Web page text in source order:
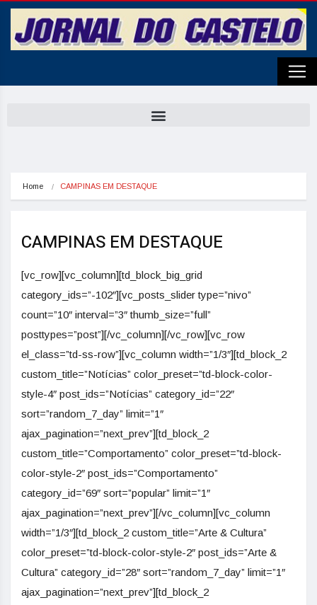
Home CAMPINAS EM DESTAQUE
CAMPINAS EM DESTAQUE
[vc_row][vc_column][td_block_big_grid
category_ids=”-102″][vc_posts_slider type=”nivo”
count=”10″ interval=”3″ thumb_size=”full”
posttypes=”post”][/vc_column][/vc_row][vc_row
el_class=”td-ss-row”][vc_column width=”1/3″][td_block_2
custom_title=”Notícias” color_preset=”td-block-color-
style-4″ post_ids=”Notícias” category_id=”22″
sort=”random_7_day” limit=”1″
ajax_pagination=”next_prev”][td_block_2
custom_title=”Comportamento” color_preset=”td-block-
color-style-2″ post_ids=”Comportamento”
category_id=”69″ sort=”popular” limit=”1″
ajax_pagination=”next_prev”][/vc_column][vc_column
width=”1/3″][td_block_2 custom_title=”Arte & Cultura”
color_preset=”td-block-color-style-2″ post_ids=”Arte &
Cultura” category_id=”28″ sort=”random_7_day” limit=”1″
ajax_pagination=”next_prev”][td_block_2